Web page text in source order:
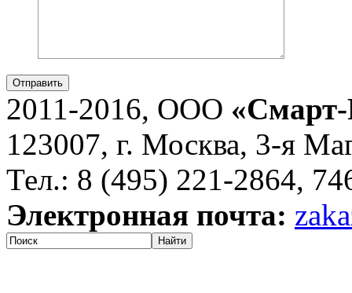
Отправить
2011-2016, ООО
123007, г. Москва, 3-я
Тел.: 8 (495) 221-2864,
Электронная почта:
Найти